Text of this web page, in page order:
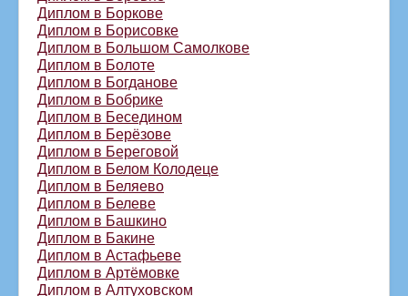
Диплом в Боркове
Диплом в Борисовке
Диплом в Большом Самолкове
Диплом в Болоте
Диплом в Богданове
Диплом в Бобрике
Диплом в Беседином
Диплом в Берёзове
Диплом в Береговой
Диплом в Белом Колодеце
Диплом в Беляево
Диплом в Белеве
Диплом в Башкино
Диплом в Бакине
Диплом в Астафьеве
Диплом в Артёмовке
Диплом в Алтуховском